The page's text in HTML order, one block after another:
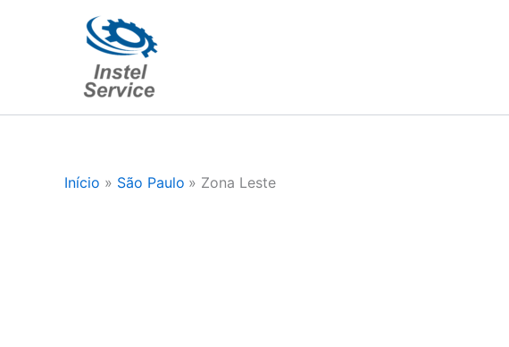
Início São Paulo Zona Leste